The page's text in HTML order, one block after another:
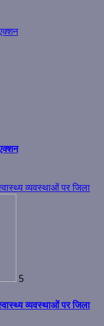
व्यवस्थाओं पर जिला
5
व्यवस्थाओं पर जिला